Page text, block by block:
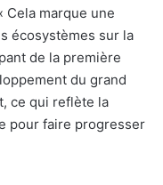
Cela marque une
écosystèmes sur la
de la première
du grand
ce qui reflète la
pour faire progresser